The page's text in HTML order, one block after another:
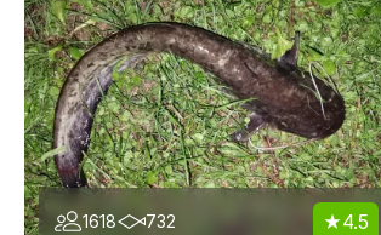
1618 732 4.5